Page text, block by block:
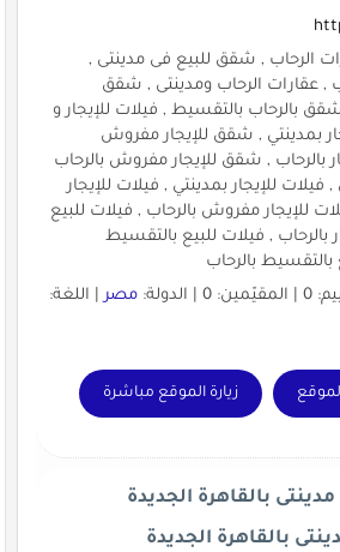
الرحاب , شقق للبيع فى مدينتى ,
, عقارات الرحاب ومدينتى , شقق
بالرحاب بالتقسيط , فيلات للإيجار و
بمدينتي , شقق للإيجار مفروش
بالرحاب , شقق للإيجار مفروش بالرحاب
فيلات للإيجار بمدينتي , فيلات للإيجار
للإيجار مفروش بالرحاب , فيلات للبيع
بالرحاب , فيلات للبيع بالتقسيط
بالتقسيط بالرحاب
مصر| اللغة:
زيارة الموقع مباشرة
بالقاهرة الجديدة